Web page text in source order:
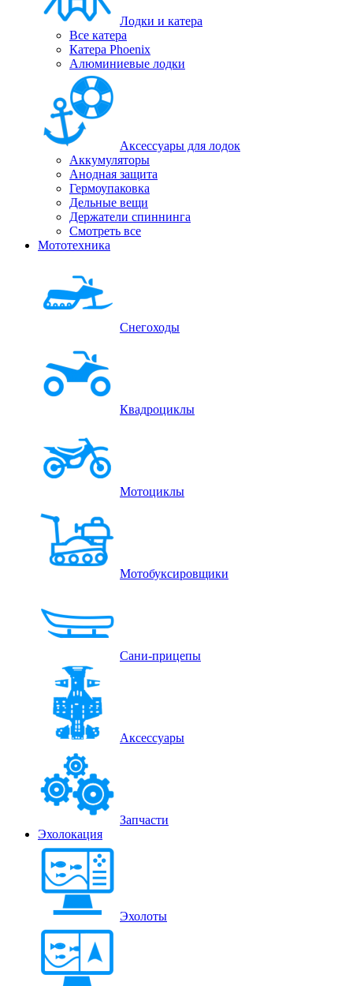
Лодки и катера
Все катера
Катера Phoenix
Алюминиевые лодки
Аксессуары для лодок
Аккумуляторы
Анодная защита
Гермоупаковка
Дельные вещи
Держатели спиннинга
Смотреть все
Мототехника
Снегоходы
Квадроциклы
Мотоциклы
Мотобуксировщики
Сани-прицепы
Аксессуары
Запчасти
Эхолокация
Эхолоты